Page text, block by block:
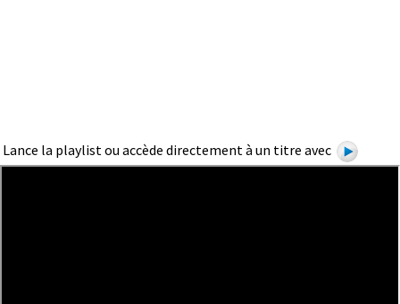
Lance la playlist ou accède directement à un titre avec